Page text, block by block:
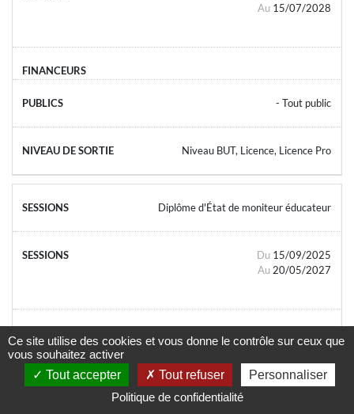
Au 15/07/2028
- Tout public
Niveau BUT, Licence, Licence Pro
Diplôme d'État de moniteur éducateur
Du 15/09/2025
Au 20/05/2027
- Tout public
Ce site utilise des cookies et vous donne le contrôle sur ceux que
vous souhaitez activer
Tout accepter
Tout refuser
Personnaliser
Politique de confidentialité